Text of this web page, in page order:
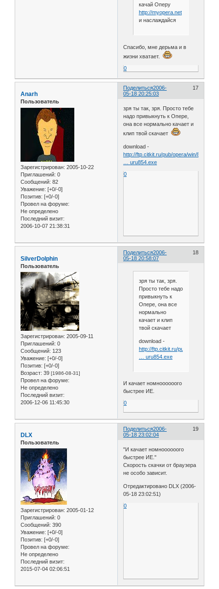
качай Оперу
http://myopera.net
и наслаждайся
Спасибо, мне дерьма и в
жизни хватает.
0
Поделиться 17
2006-
05-18 20:25:03
Anarh
Пользователь
Зарегистрирован: 2005-10-22
Приглашений: 0
Сообщений: 82
Уважение: [+0/-0]
Позитив: [+0/-0]
Провел на форуме:
Не определено
Последний визит:
2006-10-07 21:38:31
зря ты так, зря. Просто тебе
надо привыкнуть к Опере,
она все нормально качает и
клип твой скачает
download -
http://ftp.citkit.ru/pub/opera/win/854/
… uru854.exe
0
Поделиться 18
2006-
05-18 20:58:07
SilverDolphin
Пользователь
Зарегистрирован: 2005-09-11
Приглашений: 0
Сообщений: 123
Уважение: [+0/-0]
Позитив: [+0/-0]
Возраст: 39 [1986-08-31]
Провел на форуме:
Не определено
Последний визит:
2006-12-06 11:45:30
зря ты так, зря.
Просто тебе надо
привыкнуть к
Опере, она все
нормально
качает и клип
твой скачает
download -
http://ftp.citkit.ru/pub/opera/win/
… uru854.exe
И качает номноооооого
быстрее ИЕ.
0
Поделиться 19
2006-
05-18 23:02:04
DLX
Пользователь
Зарегистрирован: 2005-01-12
Приглашений: 0
Сообщений: 390
Уважение: [+0/-0]
Позитив: [+0/-0]
Провел на форуме:
Не определено
Последний визит:
2015-07-04 02:06:51
"И качает номноооооого
быстрее ИЕ."
Скорость скачки от браузера
не особо зависит.
Отредактировано DLX (2006-
05-18 23:02:51)
0